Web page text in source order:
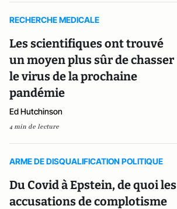
RECHERCHE MEDICALE
Les scientifiques ont trouvé
un moyen plus sûr de chasser
le virus de la prochaine
pandémie
Ed Hutchinson
4 min de lecture
ARME DE DISQUALIFICATION POLITIQUE
Du Covid à Epstein, de quoi les
accusations de complotisme